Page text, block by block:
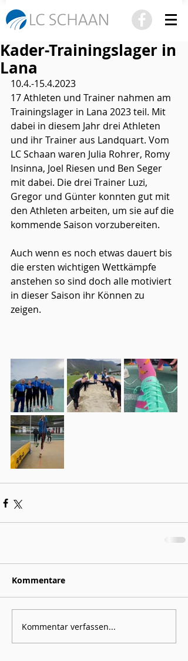
Kader-Trainingslager in
Lana
10.4.-15.4.2023
17 Athleten und Trainer nahmen am
Trainingslager in Lana 2023 teil. Mit
dabei in diesem Jahr drei Athleten
und ihr Trainer aus Landquart. Vom
LC Schaan waren Julia Rohrer, Romy
Insinna, Joel Riesen und Ben Seger
mit dabei. Die drei Trainer Luzi,
Gregor und Günter konnten gut mit
den Athleten arbeiten, um sie auf die
kommende Saison vorzubereiten.
Auch wenn es noch etwas dauert bis
die ersten wichtigen Wettkämpfe
anstehen so sind doch alle motiviert
in dieser Saison ihr Können zu
zeigen.
Kommentare
Kommentar verfassen...